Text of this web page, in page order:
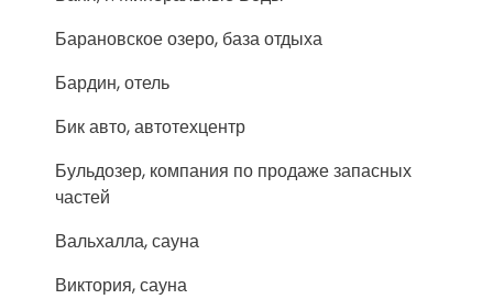
Барановское озеро, база отдыха
Бардин, отель
Бик авто, автотехцентр
Бульдозер, компания по продаже запасных
частей
Вальхалла, сауна
Виктория, сауна